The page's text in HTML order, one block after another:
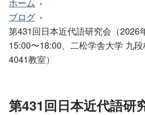
ホーム
ブログ
第431回日本近代語研究会（2026
15:00〜18:00、二松学舎大学 九
4041教室）
第431回日本近代語研